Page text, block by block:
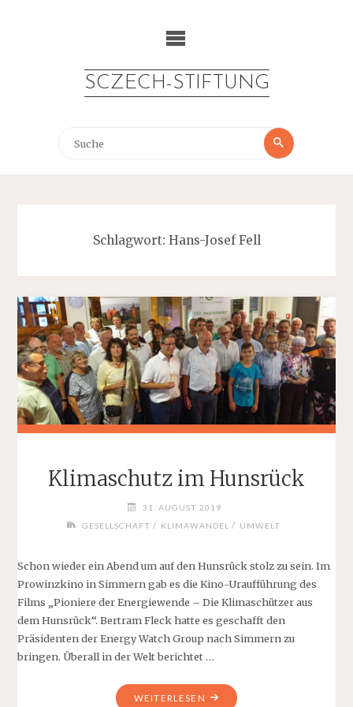
SCZECH-STIFTUNG
Suche
Suche
Schlagwort: Hans-Josef Fell
Klimaschutz im Hunsrück
31. AUGUST 2019
GESELLSCHAFT / KLIMAWANDEL / UMWELT
Schon wieder ein Abend um auf den Hunsrück stolz zu sein. Im
Prowinzkino in Simmern gab es die Kino-Uraufführung des
Films „Pioniere der Energiewende – Die Klimaschützer aus
dem Hunsrück“. Bertram Fleck hatte es geschafft den
Präsidenten der Energy Watch Group nach Simmern zu
bringen. Überall in der Welt berichtet …
WEITERLESEN "KLIMASCHUTZ